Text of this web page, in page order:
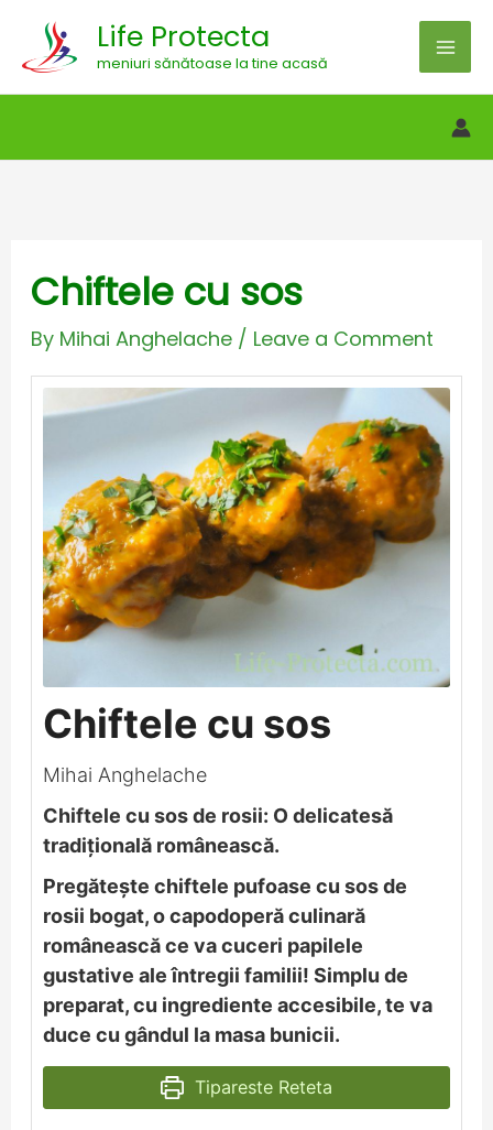
content
Life Protecta
meniuri sănătoase la tine acasă
Chiftele cu sos
By Mihai Anghelache / Leave a Comment
Chiftele cu sos
Mihai Anghelache
Chiftele cu sos de rosii: O delicatesă
tradițională românească.
Pregătește chiftele pufoase cu sos de
rosii bogat, o capodoperă culinară
românească ce va cuceri papilele
gustative ale întregii familii! Simplu de
preparat, cu ingrediente accesibile, te va
duce cu gândul la masa bunicii.
Tipareste Reteta